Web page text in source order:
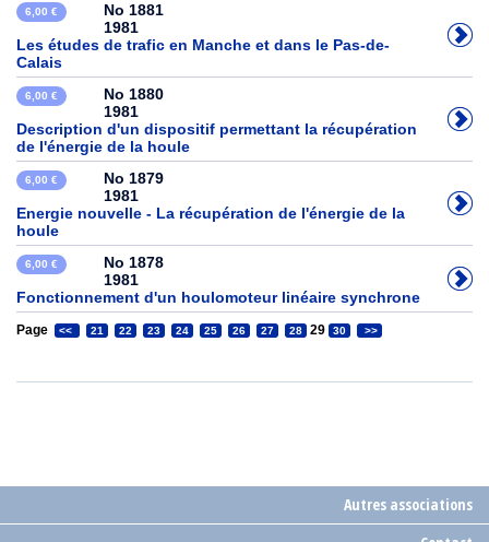
6,00 €
No 1881
1981
Les études de trafic en Manche et dans le Pas-de-
Calais
6,00 €
No 1880
1981
Description d'un dispositif permettant la récupération
de l'énergie de la houle
6,00 €
No 1879
1981
Energie nouvelle - La récupération de l'énergie de la
houle
6,00 €
No 1878
1981
Fonctionnement d'un houlomoteur linéaire synchrone
Page << 21 22 23 24 25 26 27 28 29 30 >>
Autres associations